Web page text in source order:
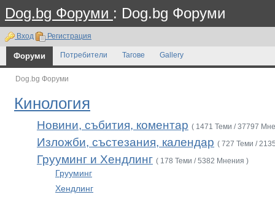
Dog.bg Форуми : Dog.bg Форуми
Вход Регистрация
Форуми Потребители Тагове Gallery
Dog.bg Форуми
Кинология
Новини, събития, коментар ( 1471 Теми / 37797
Изложби, състезания, календар ( 727 Теми /
Грууминг и Хендлинг ( 178 Теми / 5382 Мнения )
Грууминг
Хендлинг